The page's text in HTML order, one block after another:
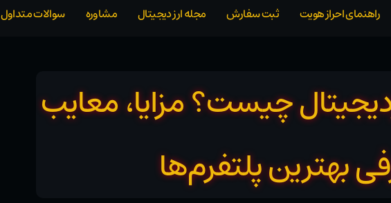
راهنمای احراز هویت ثبت سفارش مجله ارز دیجیتال مشاوره سوالات متداول
چیست؟ مزایا، معایب
بهترین پلتفرم‌ها